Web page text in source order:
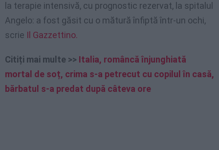
la terapie intensivă, cu prognostic rezervat, la spitalul
Angelo: a fost găsit cu o mătură înfiptă într-un ochi,
scrie Il Gazzettino.
Citiți mai multe >> Italia, româncă înjunghiată
mortal de soț, crima s-a petrecut cu copilul în casă,
bărbatul s-a predat după câteva ore